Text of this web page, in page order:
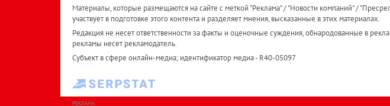
Материалы, которые размещаются на сайте с меткой "Реклама" / "Новости компаний" /
участвует в подготовке этого контента и разделяет мнения, высказанные в этих материалах.
Редакция не несет ответственности за факты и оценочные суждения, обнародованные в
рекламы несет рекламодатель.
Субъект в сфере онлайн-медиа; идентификатор медиа - R40-05097
РЕКЛАМА